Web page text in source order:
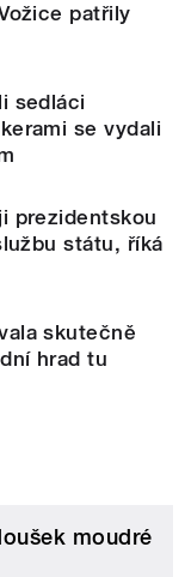
patřily
sedláci
se vydali
prezidentskou
státu, říká
skutečně
hrad tu
moudré